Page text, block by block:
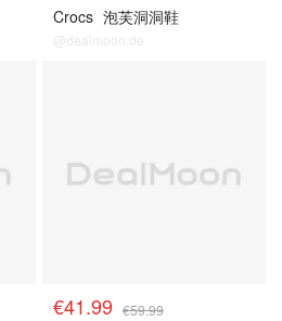
Crocs 泡芙洞洞鞋
@dealmoon.de
€41.99 €59.99